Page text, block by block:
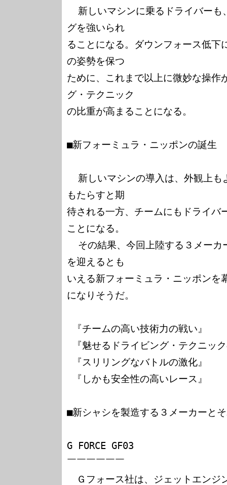
グを強いられ
ることになる。ダウンフォース低下
の姿勢を保つ
ために、これまで以上に微妙な操作
グ・テクニック
の比重が高まることになる。
■新フォーミュラ・ニッポンの誕生
もたらすと期
待される一方、チームにもドライバ
ことになる。
を迎えるとも
いえる新フォーミュラ・ニッポンを
になりそうだ。
■新シャシを製造する３メーカーと
G FORCE GF03
￣￣￣￣￣￣
Ｇフォース社は、ジェットエンジ